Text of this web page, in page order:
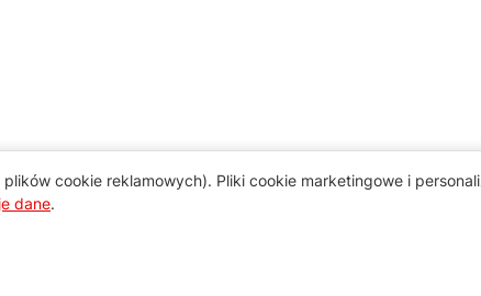
plików cookie reklamowych). Pliki cookie marketingowe i
dane.